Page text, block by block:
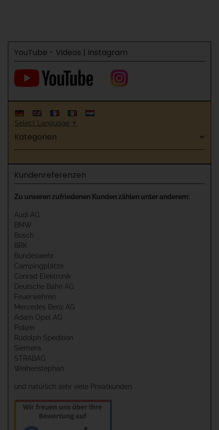
YouTube - Videos | Instagram
Select Language ▼
Kategorien
Kundenreferenzen
Zu unseren zufriedenen Kunden zählen unter anderem:
Audi AG
BMW
Bosch
BRK
Bundeswehr
Campingplätze
Conrad Elektronik
Deutsche Bahn AG
Feuerwehren
Mercedes Benz AG
Adam Opel AG
Polizei
Rudolph Spedition
Siemens
STRABAG
Weihenstephan
und natürlich sehr viele Privatkunden